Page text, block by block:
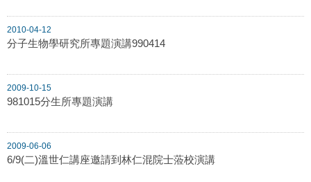
2010-04-12
分子生物學研究所專題演講990414
2009-10-15
981015分生所專題演講
2009-06-06
6/9(二)溫世仁講座邀請到林仁混院士蒞校演講